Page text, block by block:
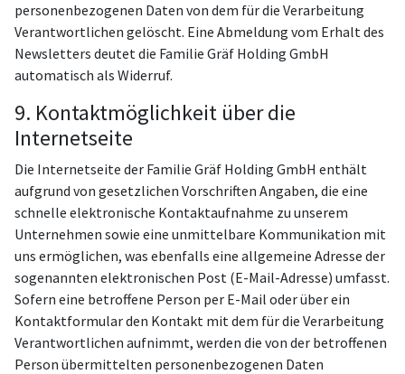
personenbezogenen Daten von dem für die Verarbeitung
Verantwortlichen gelöscht. Eine Abmeldung vom Erhalt des
Newsletters deutet die Familie Gräf Holding GmbH
automatisch als Widerruf.
9. Kontaktmöglichkeit über die
Internetseite
Die Internetseite der Familie Gräf Holding GmbH enthält
aufgrund von gesetzlichen Vorschriften Angaben, die eine
schnelle elektronische Kontaktaufnahme zu unserem
Unternehmen sowie eine unmittelbare Kommunikation mit
uns ermöglichen, was ebenfalls eine allgemeine Adresse der
sogenannten elektronischen Post (E-Mail-Adresse) umfasst.
Sofern eine betroffene Person per E-Mail oder über ein
Kontaktformular den Kontakt mit dem für die Verarbeitung
Verantwortlichen aufnimmt, werden die von der betroffenen
Person übermittelten personenbezogenen Daten